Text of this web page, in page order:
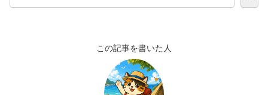
この記事を書いた人